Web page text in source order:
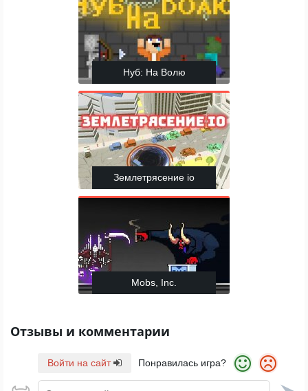
Нуб: На Волю
Землетрясение io
Mobs, Inc.
Отзывы и комментарии
Войти на сайт Понравилась игра?